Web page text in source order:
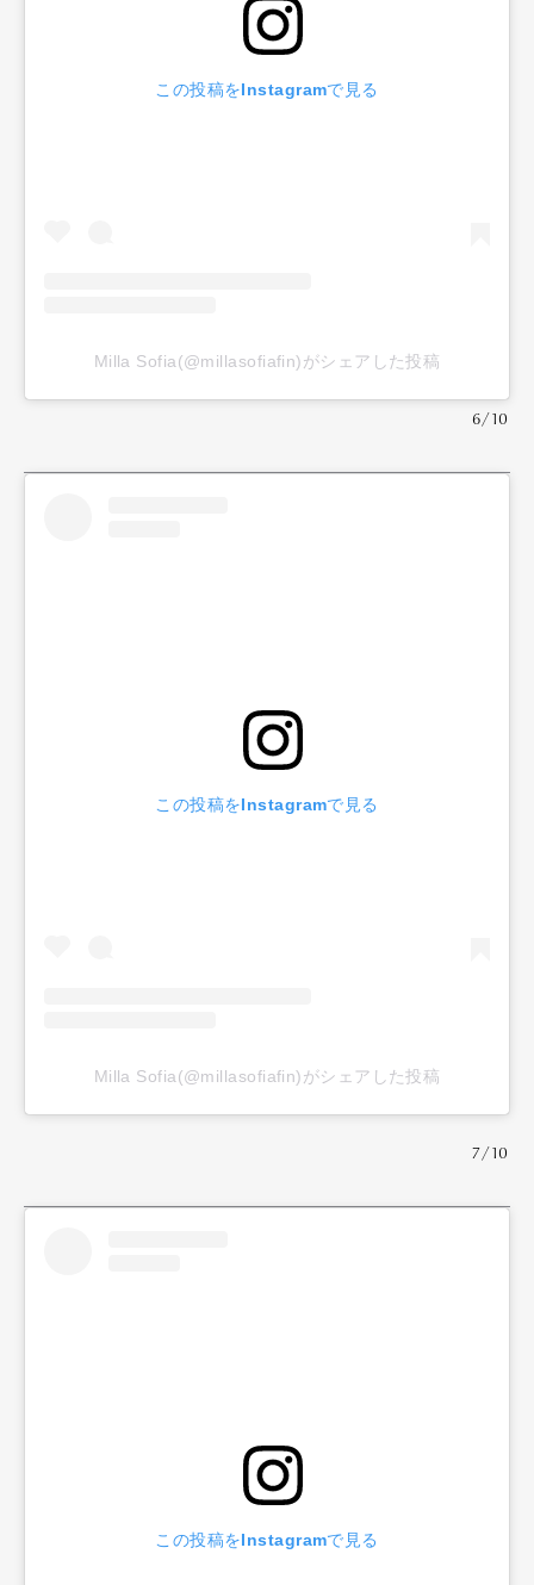
この投稿をInstagramで見る
Milla Sofia(@millasofiafin)がシェアした投稿
6/10
この投稿をInstagramで見る
Milla Sofia(@millasofiafin)がシェアした投稿
7/10
この投稿をInstagramで見る